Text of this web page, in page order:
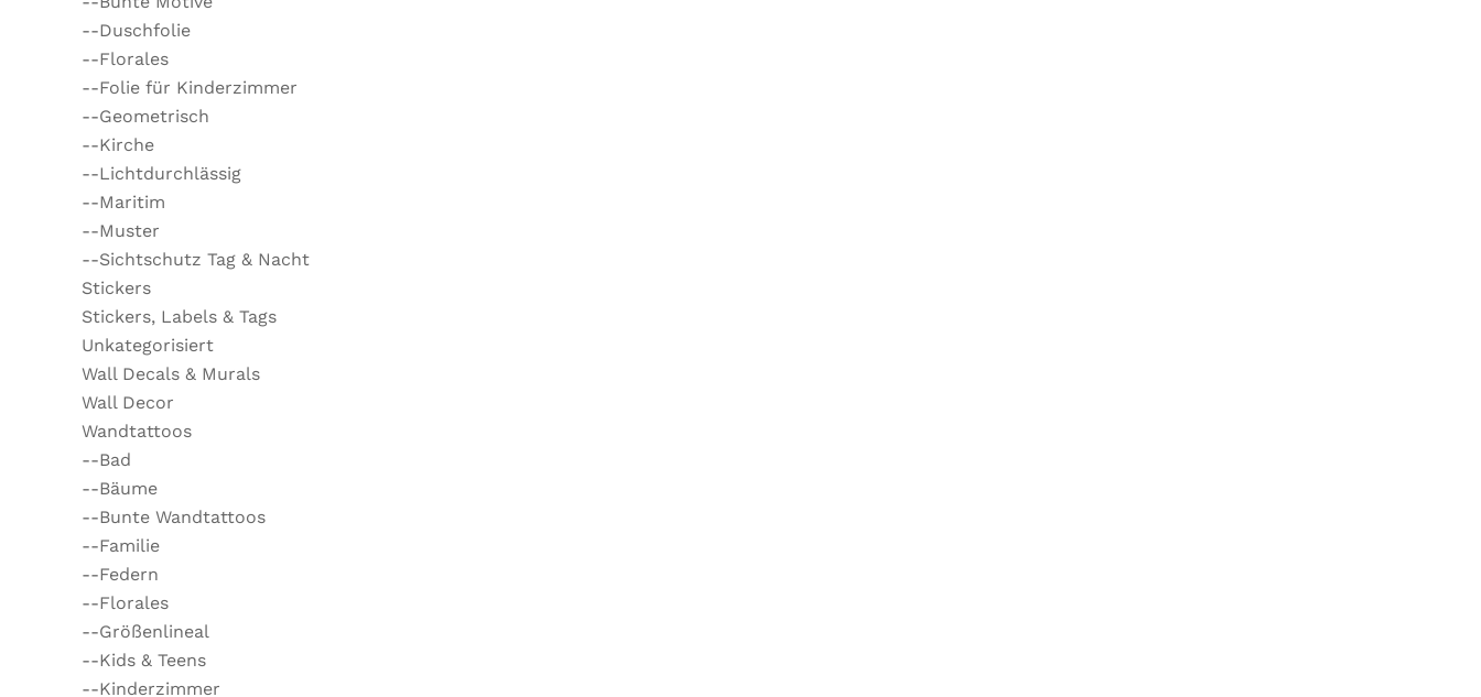
--Duschfolie
--Florales
--Folie für Kinderzimmer
--Geometrisch
--Kirche
--Lichtdurchlässig
--Maritim
--Muster
--Sichtschutz Tag & Nacht
Stickers
Stickers, Labels & Tags
Unkategorisiert
Wall Decals & Murals
Wall Decor
Wandtattoos
--Bad
--Bäume
--Bunte Wandtattoos
--Familie
--Federn
--Florales
--Größenlineal
--Kids & Teens
--Kinderzimmer